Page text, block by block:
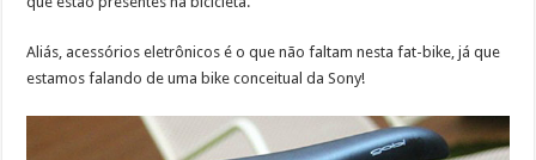
Aliás, acessórios eletrônicos é o que não faltam nesta fat-bike, já que
estamos falando de uma bike conceitual da Sony!